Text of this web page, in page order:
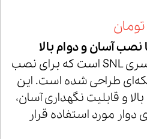
یکی از هوزینگ‌های پرکاربرد در سری SNL است که برای نصب
طراحی شده است. این
و قابلیت نگهداری آسان،
مورد استفاده قرار